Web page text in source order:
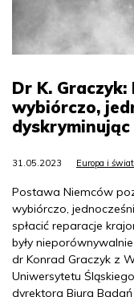
Dr K.
wybiórczo,
dyskryminując
31.05.2023 Europa i
Postawa Niemców
wybiórczo,
spłacić reparacje
były
dr Konrad Graczyk z
Uniwersytetu
dyrektora Biura